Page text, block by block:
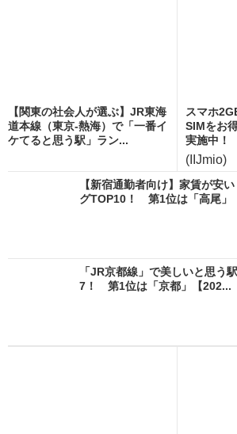
【関東の社会人が選ぶ】JR東海
道本線（東京-熱海）で「一番イ
ケてると思う駅」ラン...
スマホ
SIMをお
実施中！
(IIJmio)
【新宿通勤者向け】家賃が安
グTOP10！ 第1位は「高尾」
「JR京都線」で美しいと思う
7！ 第1位は「京都」【202...